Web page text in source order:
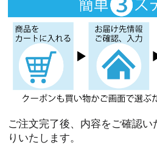
ご注文完了後、内容をご確認
りいたします。